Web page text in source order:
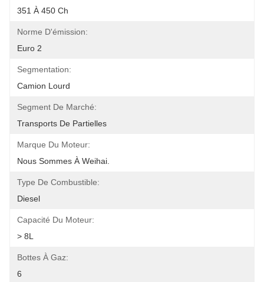
351 À 450 Ch
Norme D'émission:
Euro 2
Segmentation:
Camion Lourd
Segment De Marché:
Transports De Partielles
Marque Du Moteur:
Nous Sommes À Weihai.
Type De Combustible:
Diesel
Capacité Du Moteur:
> 8L
Bottes À Gaz:
6